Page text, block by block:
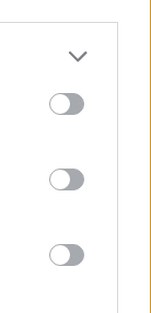
more Google
may click to
tags to
below Google